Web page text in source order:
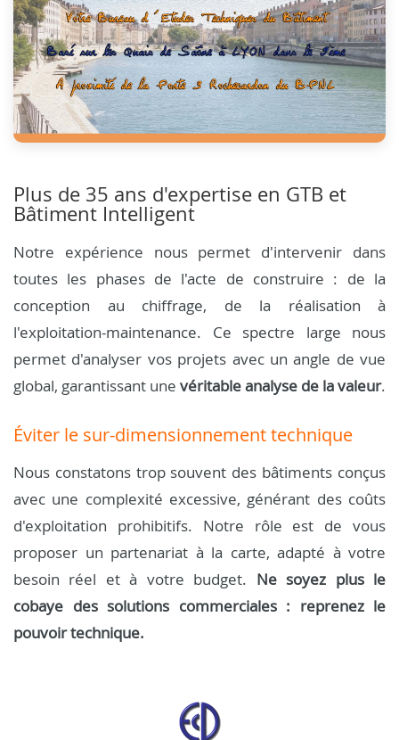
Plus de 35 ans d'expertise en GTB et
Bâtiment Intelligent
Notre expérience nous permet d'intervenir dans
toutes les phases de l'acte de construire : de la
conception au chiffrage, de la réalisation à
l'exploitation-maintenance. Ce spectre large nous
permet d'analyser vos projets avec un angle de vue
global, garantissant une véritable analyse de la valeur.
Éviter le sur-dimensionnement technique
Nous constatons trop souvent des bâtiments conçus
avec une complexité excessive, générant des coûts
d'exploitation prohibitifs. Notre rôle est de vous
proposer un partenariat à la carte, adapté à votre
besoin réel et à votre budget. Ne soyez plus le
cobaye des solutions commerciales : reprenez le
pouvoir technique.